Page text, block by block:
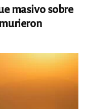
masivo sobre